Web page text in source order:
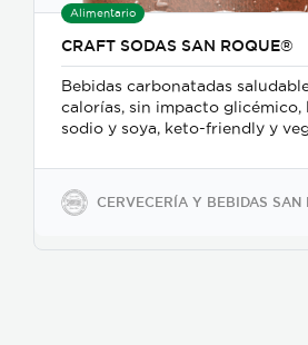
Alimentario
CRAFT SODAS SAN ROQUE®
Bebidas carbonatadas
calorías, sin impacto glicémico,
sodio y soya, keto-friendly y
en PET.
CERVECERÍA Y BEBIDAS SAN